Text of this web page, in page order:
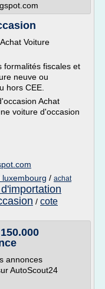
Voiture
formalités fiscales et
neuve ou
hors CEE.
Achat
voiture d'occasion
/ achat
/ cote
annonces
AutoScout24